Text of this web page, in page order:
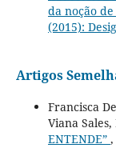
da noção
(2015):
Artigos
Francisca
Viana
ENTENDE” ,